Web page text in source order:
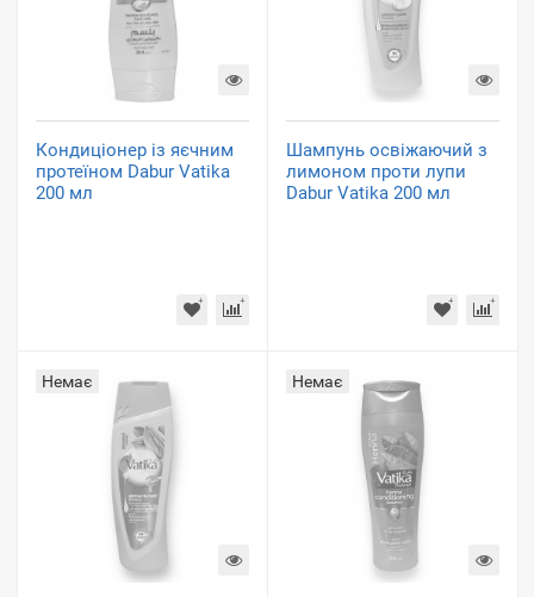
Кондиціонер із яєчним
протеїном Dabur Vatika
200 мл
Шампунь освіжаючий з
лимоном проти лупи
Dabur Vatika 200 мл
Немає Немає